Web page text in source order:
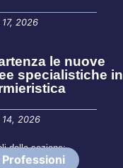
2026
le nuove
specialistiche in
14, 2026
della sezione: